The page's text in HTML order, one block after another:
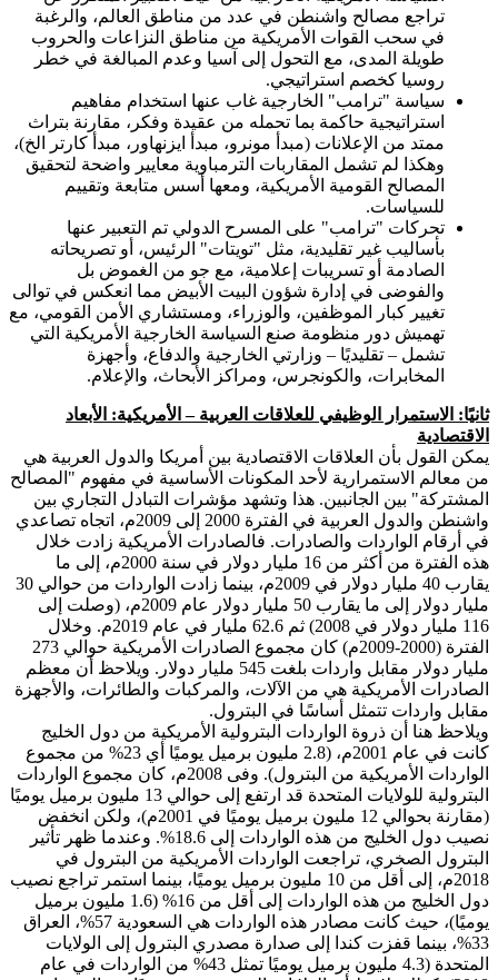
تراجع مصالح واشنطن في عدد من مناطق العالم، والرغبة
في سحب القوات الأمريكية من مناطق النزاعات والحروب
طويلة المدى، مع التحول إلى آسيا وعدم المبالغة في خطر
روسيا كخصم استراتيجي.
سياسة "ترامب" الخارجية غاب عنها استخدام مفاهيم
استراتيجية حاكمة بما تحمله من عقيدة وفكر، مقارنة بتراث
ممتد من الإعلانات (مبدأ مونرو، مبدأ ايزنهاور، مبدأ كارتر الخ)،
وهكذا لم تشمل المقاربات الترمباوية معايير واضحة لتحقيق
المصالح القومية الأمريكية، ومعها أسس متابعة وتقييم
للسياسات.
تحركات "ترامب" على المسرح الدولي تم التعبير عنها
بأساليب غير تقليدية، مثل "تويتات" الرئيس، أو تصريحاته
الصادمة أو تسريبات إعلامية، مع جو من الغموض بل
والفوضى في إدارة شؤون البيت الأبيض مما انعكس في توالى
تغيير كبار الموظفين، والوزراء، ومستشاري الأمن القومي، مع
تهميش دور منظومة صنع السياسة الخارجية الأمريكية التي
تشمل – تقليديًا – وزارتي الخارجية والدفاع، وأجهزة
المخابرات، والكونجرس، ومراكز الأبحاث، والإعلام.
ثانيًا: الاستمرار الوظيفي للعلاقات العربية – الأمريكية: الأبعاد
الاقتصادية
يمكن القول بأن العلاقات الاقتصادية بين أمريكا والدول العربية هي
من معالم الاستمرارية لأحد المكونات الأساسية في مفهوم "المصالح
المشتركة" بين الجانبين. هذا وتشهد مؤشرات التبادل التجاري بين
واشنطن والدول العربية في الفترة 2000 إلى 2009م، اتجاه تصاعدي
في أرقام الواردات والصادرات. فالصادرات الأمريكية زادت خلال
هذه الفترة من أكثر من 16 مليار دولار في سنة 2000م، إلى ما
يقارب 40 مليار دولار في 2009م، بينما زادت الواردات من حوالي 30
مليار دولار إلى ما يقارب 50 مليار دولار عام 2009م، (وصلت إلى
116 مليار دولار في 2008) ثم 62.6 مليار في عام 2019م. وخلال
الفترة (2000-2009م) كان مجموع الصادرات الأمريكية حوالي 273
مليار دولار مقابل واردات بلغت 545 مليار دولار. ويلاحظ أن معظم
الصادرات الأمريكية هي من الآلات، والمركبات والطائرات، والأجهزة
مقابل واردات تتمثل أساسًا في البترول.
ويلاحظ هنا أن ذروة الواردات البترولية الأمريكية من دول الخليج
كانت في عام 2001م، (2.8 مليون برميل يوميًا أي 23% من مجموع
الواردات الأمريكية من البترول). وفى 2008م، كان مجموع الواردات
البترولية للولايات المتحدة قد ارتفع إلى حوالي 13 مليون برميل يوميًا
(مقارنة بحوالي 12 مليون برميل يوميًا في 2001م)، ولكن انخفض
نصيب دول الخليج من هذه الواردات إلى 18.6%. وعندما ظهر تأثير
البترول الصخري، تراجعت الواردات الأمريكية من البترول في
2018م، إلى أقل من 10 مليون برميل يوميًا، بينما استمر تراجع نصيب
دول الخليج من هذه الواردات إلى أقل من 16% (1.6 مليون برميل
يوميًا)، حيث كانت مصادر هذه الواردات هي السعودية 57%، العراق
33%، بينما قفزت كندا إلى صدارة مصدري البترول إلى الولايات
المتحدة (4.3 مليون برميل يوميًا تمثل 43% من الواردات في عام